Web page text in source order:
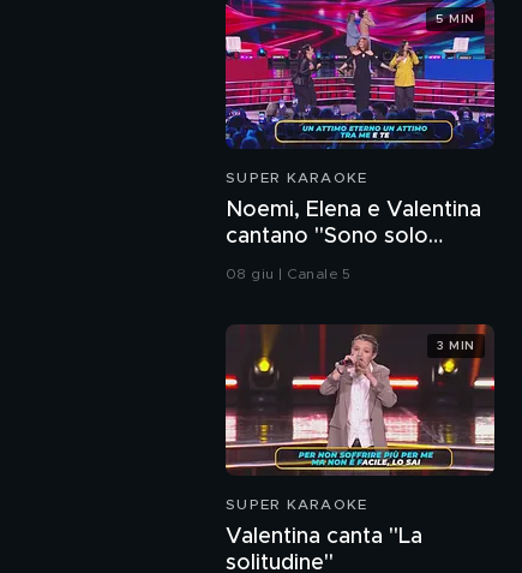
SUPER KARAOKE
Noemi, Elena e Valentina
cantano "Sono solo
parole"
08 giu | Canale 5
5 MIN
SUPER KARAOKE
Valentina canta "La
solitudine"
3 MIN